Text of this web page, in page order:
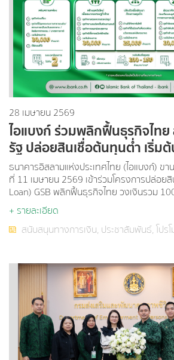
28 เมษายน 2569
ไอแบงก์ ร่วมพลิกฟื้นธุรกิจไท
รัฐ ปล่อยสินเชื่อต้นทุนต่ำ เริ่ม
ช่วยเหลือผู้ประกอบการที่ได้รั
วิกฤตเศรษฐกิจโลก
ธนาคารอิสลามแห่งประเทศไทย (ไอแบงก์)
ที่ 11 เมษายน 2569 เข้าร่วมโครงการปล่อย
Loan) GSB พลิกฟื้นธุรกิจไทย วงเงินรวม
เสริมสภาพคล่องและกระตุ้นการหมุนเวียนทาง
โอกาสให้ผู้ประกอบการและประชาชนสามารถเ
ต้นอัตรากำไร 2 ปีแรกไม่เกิน 3.50% ต่อปี
+ รายละเอียด
สนับสนุนทางการเงิน, ประชาสัมพันธ์, โปร